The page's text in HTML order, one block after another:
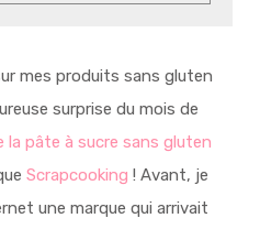
mes produits sans gluten
surprise du mois de
la pâte à sucre sans gluten
Scrapcooking ! Avant, je
une marque qui arrivait